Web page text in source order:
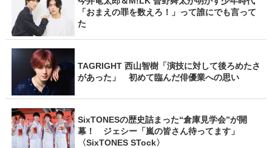
「おまえの罪を数えろ！」って誰にでも言って
た
TAGRIGHT 西山智樹「演技に対して後ろめたさ
があった」 初めて臨んだ俳優業への思い
SixTONESの歴史詰まった“倉庫見学会”が開
幕！ ジェシー「嵐の皆さん待ってます」
〈SixTONES STock〉